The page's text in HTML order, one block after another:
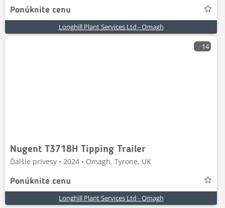
Ponúknite cenu
Longhill Plant Services Ltd - Omagh
14
Nugent T3718H Tipping Trailer
Ďalšie prívesy • 2024 • Omagh, Tyrone, UK
Ponúknite cenu
Longhill Plant Services Ltd - Omagh